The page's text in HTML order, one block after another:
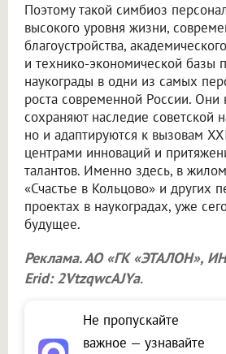
Поэтому такой симбиоз
высокого уровня жизни,
благоустройства,
и технико-экономической базы
наукограды в одни из самых
роста современной России. Они
сохраняют наследие советской
но и адаптируются к вызовам
центрами инноваций и
талантов. Именно здесь, в
«Счастье в Кольцово» и других
проектах в наукоградах, уже
будущее.
Реклама. АО «ГК «ЭТАЛОН»,
Erid: 2VtzqwcAJYa.
Не пропускайте
важное — узнавайте